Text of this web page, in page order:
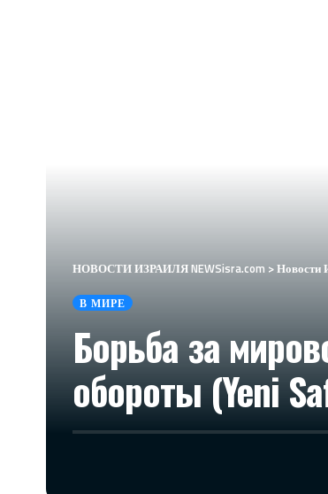
НОВОСТИ ИЗРАИЛЯ NEWSisra.com >Новости
В МИРЕ
Борьба за
обороты (Yeni